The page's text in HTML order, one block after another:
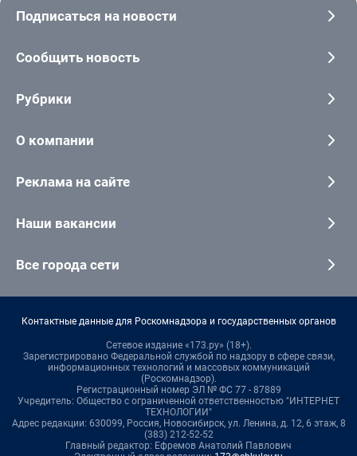
Подписаться на новости
Сообщить новость
Рубрики
О компании
Реклама на сайте
Наши вакансии
Все города сети
Контактные данные для Роскомнадзора и государственных органов
Сетевое издание «173.ру» (18+).
Зарегистрировано Федеральной службой по надзору в сфере связи,
информационных технологий и массовых коммуникаций
(Роскомнадзор).
Регистрационный номер ЭЛ № ФС 77 - 87889
Учредитель: Общество с ограниченной ответственностью "ИНТЕРНЕТ
ТЕХНОЛОГИИ"
Адрес редакции: 630099, Россия, Новосибирск, ул. Ленина, д. 12, 6 этаж, 8
(383) 212-52-52
Главный редактор: Ефремов Анатолий Павлович